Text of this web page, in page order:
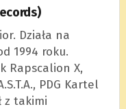
Działa na
1994 roku.
Rapscalion X,
PDG Kartel
z takimi